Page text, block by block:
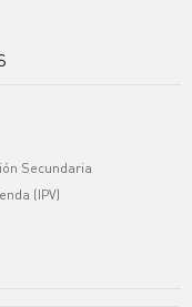
Secundaria
(IPV)